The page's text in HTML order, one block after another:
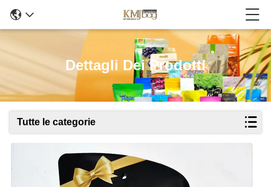
Dettagli Dei Prodotti
Tutte le categorie